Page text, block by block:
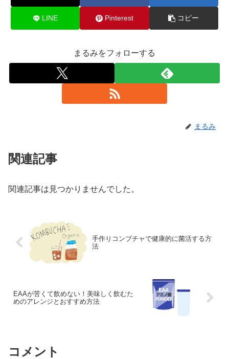
LINE Pinterest コピー
まるみをフォローする
まるみ
関連記事
関連記事は見つかりませんでした。
手作りコンブチャで健康的に菌活する方
法
EAAが苦くて飲めない！美味しく飲むた
めのアレンジとおすすめ方法
コメント